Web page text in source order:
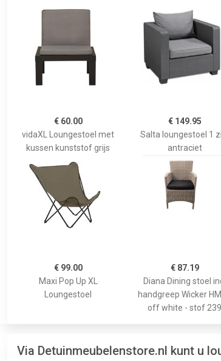
€ 60.00
vidaXL Loungestoel met
kussen kunststof grijs
€ 149.95
Salta loungestoel 1
antraciet
€ 99.00
Maxi Pop Up XL
Loungestoel
€ 87.19
Diana Dining stoel
handgreep Wicker
off white - stof 239
Via Detuinmeubelenstore.nl kunt u